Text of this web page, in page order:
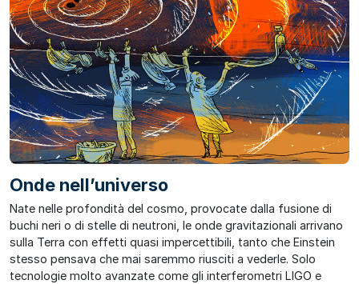
Onde nell’universo
Nate nelle profondità del cosmo, provocate dalla fusione di
buchi neri o di stelle di neutroni, le onde gravitazionali arrivano
sulla Terra con effetti quasi impercettibili, tanto che Einstein
stesso pensava che mai saremmo riusciti a vederle. Solo
tecnologie molto avanzate come gli interferometri LIGO e